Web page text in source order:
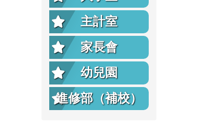
主計室
家長會
幼兒園
進修部（補校）